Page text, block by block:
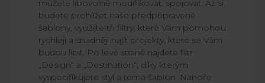
můžete libovolně modifikovat, spojovat. Až si
budete prohlížet naše předpřipravené
šablony, využijte tři filtry, které Vám pomohou
rychleji a snadněji najít projekty, které se Vám
budou líbit. Po levé straně najdete filtr
„Design“ a „Destination“, díky kterým
vyspecifikujete styl a téma šablon. Nahoře